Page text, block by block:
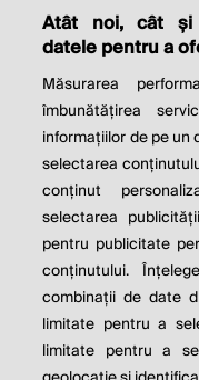
THE
BUSINESS
© 2026
Contact
Politica
Atât noi, cât și
datele pentru a
Măsurarea
îmbunătățirea
informațiilor de pe un
selectarea
conținut
selectarea
pentru publicitate
conținutului.
combinații de date
limitate pentru a
limitate pentru a